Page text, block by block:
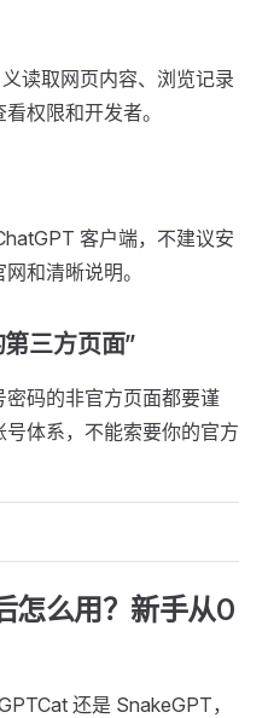
读取网页内容、浏览记录
权限和开发者。
客户端，不建议安
和清晰说明。
三方页面”
码的非官方页面都要谨
体系，不能索要你的官方
怎么用？新手从0
还是 SnakeGPT，